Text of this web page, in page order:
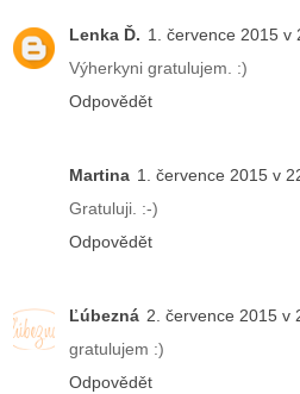
Lenka Ď. 1. července 2015 v
Výherkyni gratulujem. :)
Odpovědět
Martina 1. července 2015 v
Gratuluji. :-)
Odpovědět
Ľúbezná 2. července 2015 v
gratulujem :)
Odpovědět